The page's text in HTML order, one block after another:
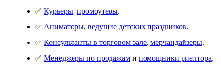
✅ Курьеры, промоутеры.
✅ Аниматоры, ведущие детских праздников.
✅ Консультанты в торговом зале, мерчандайзеры.
✅ Менеджеры по продажам и помощники риелтора.